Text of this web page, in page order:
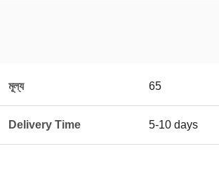
মূল্য 65
Delivery Time 5-10 days